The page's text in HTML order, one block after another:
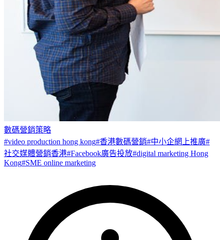
數碼營銷策略
#video production hong kong#香港數碼營銷#中小企網上推廣#
社交媒體營銷香港#Facebook廣告投放#digital marketing Hong
Kong#SME online marketing